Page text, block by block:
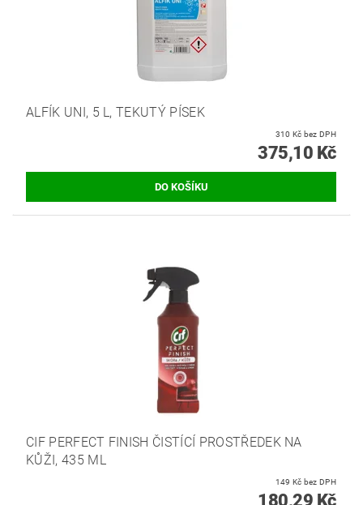
ALFÍK UNI, 5 L, TEKUTÝ PÍSEK
310 Kč bez DPH
375,10 Kč
CIF PERFECT FINISH ČISTÍCÍ PROSTŘEDEK NA
KŮŽI, 435 ML
149 Kč bez DPH
180,29 Kč